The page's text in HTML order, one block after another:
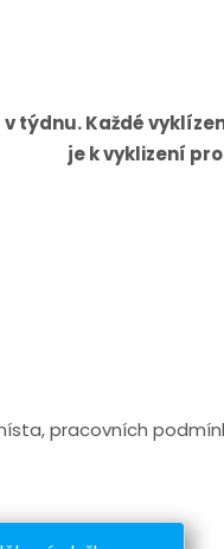
týdnu. Každé
je k vyklizení
pracovních